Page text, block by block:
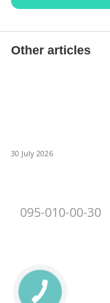
Other articles
30 July 2026
095-010-00-30